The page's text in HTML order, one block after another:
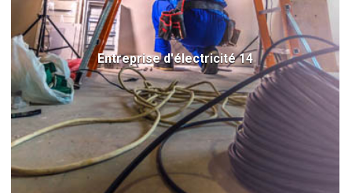
Entreprise d'électricité 14